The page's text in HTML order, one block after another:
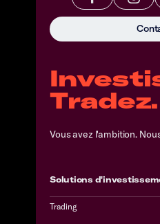
Tradez.
Vous avez l'ambition.
Solutions
Trading